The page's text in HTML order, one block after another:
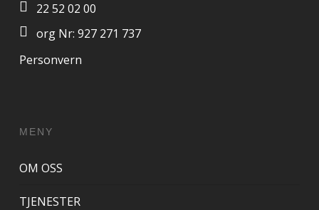
22 52 02 00
org Nr: 927 271 737
Personvern
MENY
OM OSS
TJENESTER